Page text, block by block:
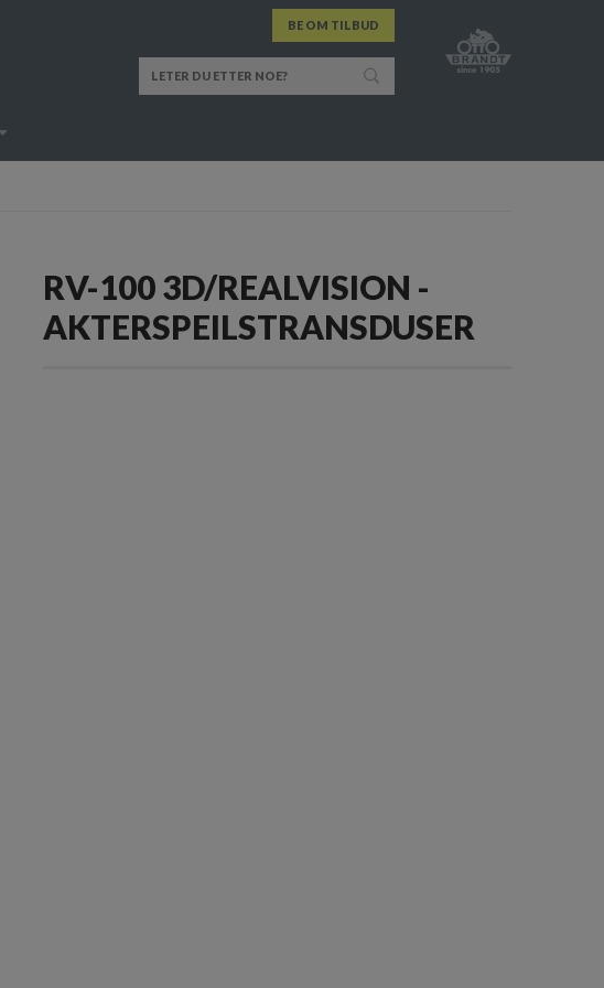
BE OM TILBUD
RV-100 3D/REALVISION -
AKTERSPEILSTRANSDUSER